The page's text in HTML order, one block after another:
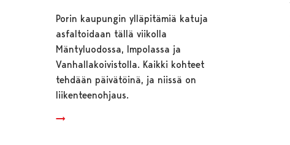
Porin kaupungin ylläpitämiä katuja
asfaltoidaan tällä viikolla
Mäntyluodossa, Impolassa ja
Vanhallakoivistolla. Kaikki kohteet
tehdään päivätöinä, ja niissä on
liikenteenohjaus.